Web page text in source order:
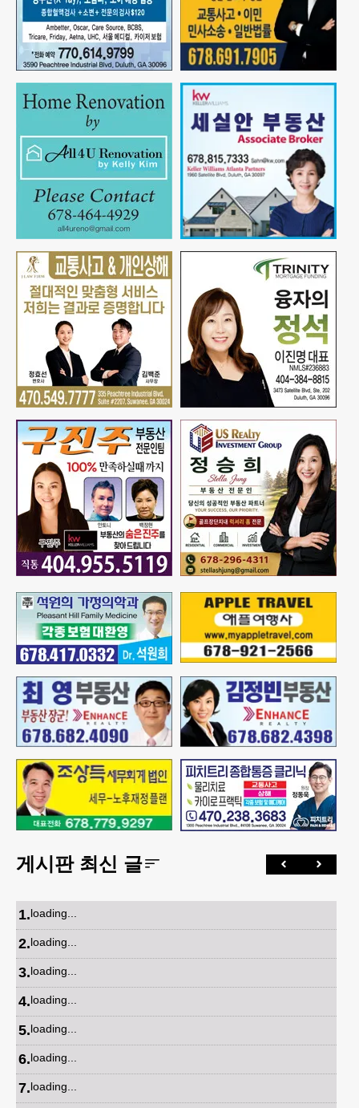
게시판 최신 글
1.loading...
2.loading...
3.loading...
4.loading...
5.loading...
6.loading...
7.loading...